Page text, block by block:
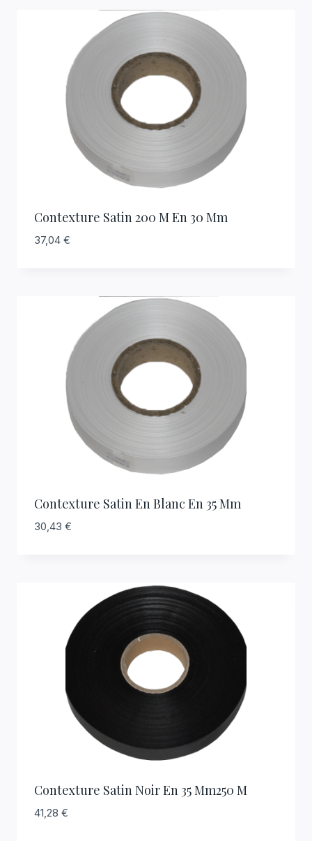
Contexture Satin 200 M En 30 Mm
37,04 €
Contexture Satin En Blanc En 35 Mm
30,43 €
Contexture Satin Noir En 35 Mm250 M
41,28 €